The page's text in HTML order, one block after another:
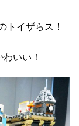
トイザらス！
いい！